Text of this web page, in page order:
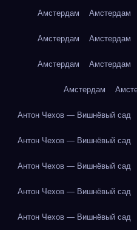
Амстердам Амстердам
Амстердам Амстердам
Амстердам Амстердам
Амстердам
Антон Чехов — Вишнёвый сад
Антон Чехов — Вишнёвый сад
Антон Чехов — Вишнёвый сад
Антон Чехов — Вишнёвый сад
Антон Чехов — Вишнёвый сад